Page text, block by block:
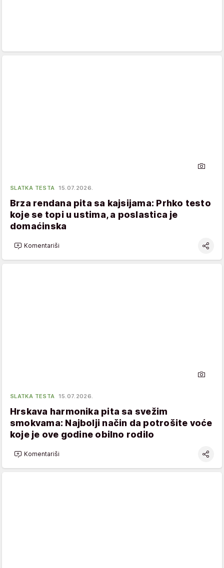
SLATKA TESTA 15.07.2026.
Brza rendana pita sa kajsijama: Prhko testo
koje se topi u ustima, a poslastica je
domaćinska
Komentariši
SLATKA TESTA 15.07.2026.
Hrskava harmonika pita sa svežim
smokvama: Najbolji način da potrošite voće
koje je ove godine obilno rodilo
Komentariši